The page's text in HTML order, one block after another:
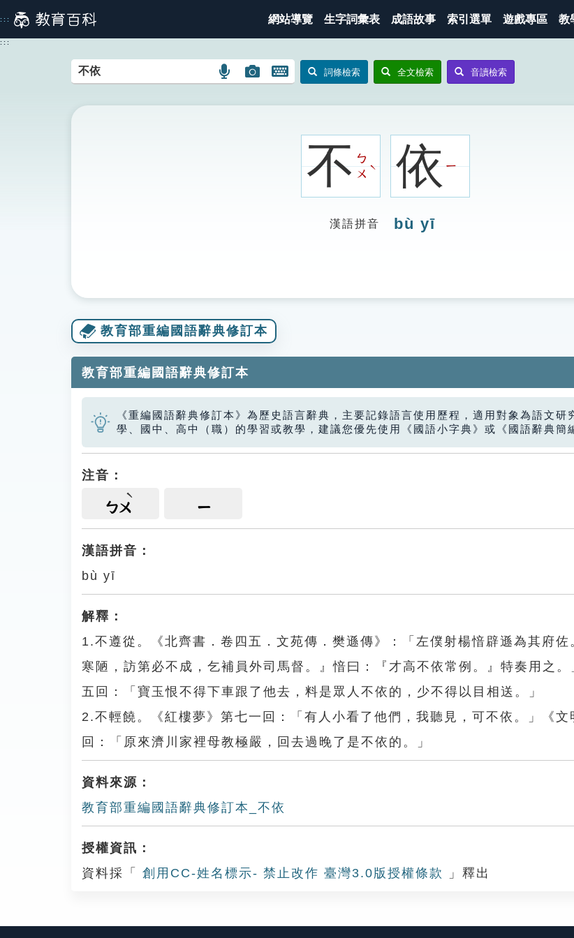
到
主
::: 網站導覽 生字詞彙表 成語故事 索引選單 遊戲專區 教
:::
語
搜
圖
搜
開
鍵
詞條檢索 全文檢索 音讀檢索
不ㄅ
ㄨ
ˋ 依ㄧ
漢語拼音 bù yī
教育部重編國語辭典修訂本
教育部重編國語辭典修訂本
《重編國語辭典修訂本》為歷史語言辭典，主要記錄語言使用歷程，適用對象為語文研
學、國中、高中（職）的學習或教學，建議您優先使用《國語小字典》或《國語辭典簡
注音：
ㄅㄨ ㄧ
漢語拼音：
bù yī
解釋：
1.不遵從。《北齊書．卷四五．文苑傳．樊遜傳》：「左僕射楊愔辟遜為其府佐
寒陋，訪第必不成，乞補員外司馬督。』愔曰：『才高不依常例。』特奏用之。
五回：「寶玉恨不得下車跟了他去，料是眾人不依的，少不得以目相送。」
2.不輕饒。《紅樓夢》第七一回：「有人小看了他們，我聽見，可不依。」《文
回：「原來濟川家裡母教極嚴，回去過晚了是不依的。」
資料來源：
教育部重編國語辭典修訂本_不依
授權資訊：
資料採「
創用CC-姓名標示- 禁止改作 臺灣3.0版授權條款 」釋出